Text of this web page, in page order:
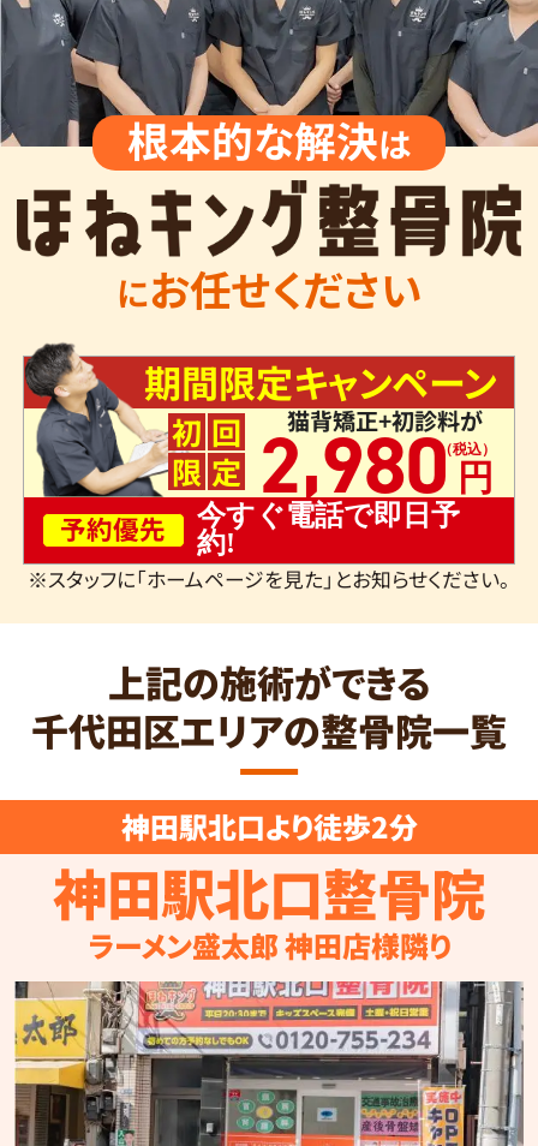
根本的な解決は
にお任せください
期間限定キャンペーン
初 回
限 定
猫背矯正+初診料が
2,980
予約優先
今すぐ電話で即日予
約!
※スタッフに「ホームページを見た」とお知らせください。
上記の施術ができる
千代田区エリアの整骨院一覧
神田駅北口より徒歩2分
神田駅北口整骨院
ラーメン盛太郎 神田店様隣り